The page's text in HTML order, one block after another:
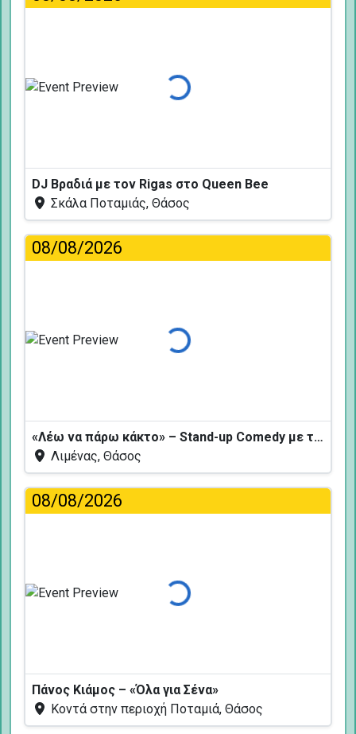
Φόρτωση...
DJ Βραδιά με τον Rigas στο Queen Bee
Σκάλα Ποταμιάς, Θάσος
08/08/2026
Φόρτωση...
«Λέω να πάρω κάκτο» – Stand-up Comedy με τον Δημήτρη Χριστοφορίδη
Λιμένας, Θάσος
08/08/2026
Φόρτωση...
Πάνος Κιάμος – «Όλα για Σένα»
Κοντά στην περιοχή Ποταμιά, Θάσος